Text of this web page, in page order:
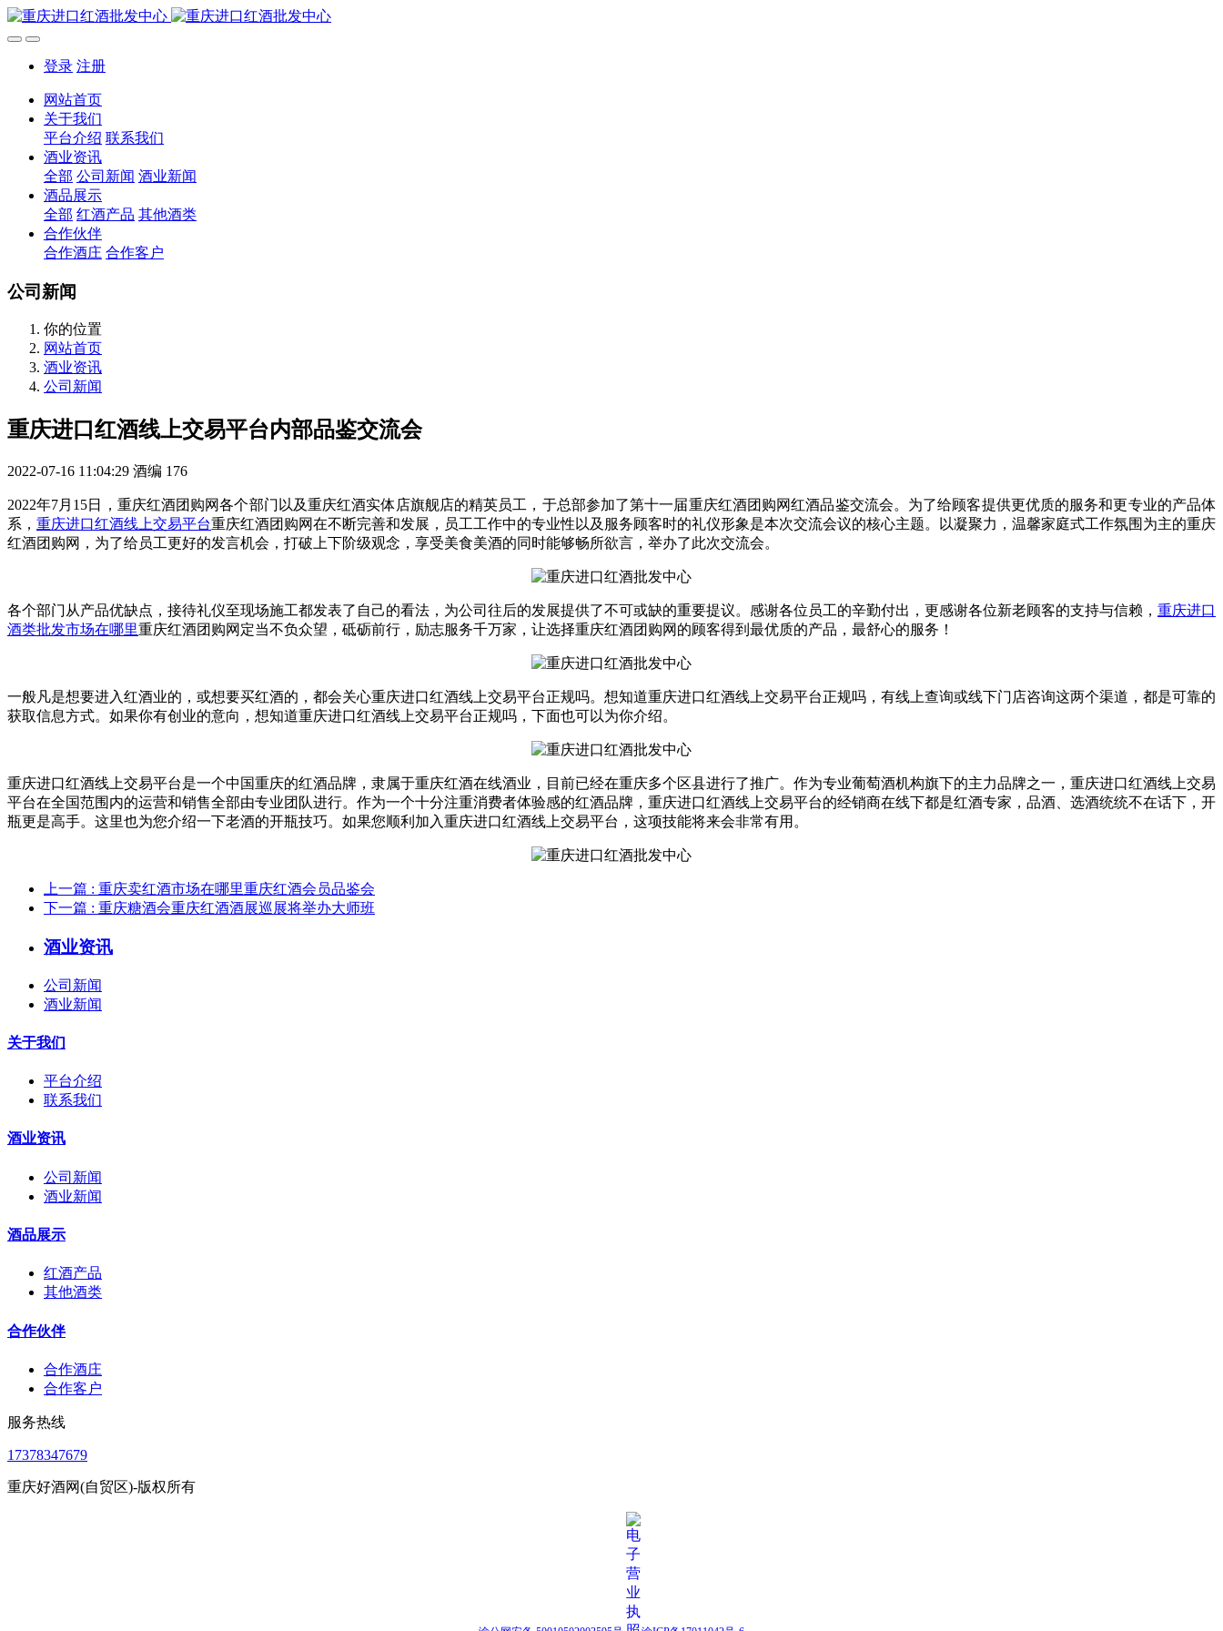
登录 注册
网站首页
关于我们
平台介绍 联系我们
酒业资讯
全部 公司新闻 酒业新闻
酒品展示
全部 红酒产品 其他酒类
合作伙伴
合作酒庄 合作客户
公司新闻
你的位置
网站首页
酒业资讯
公司新闻
重庆进口红酒线上交易平台内部品鉴交流会
2022-07-16 11:04:29 酒编 176
2022年7月15日，重庆红酒团购网各个部门以及重庆红酒实体店旗舰店的精英员工，于总部参加了第十一届重庆红酒团购网红酒品鉴交流会。为了给顾客提供更优质的服务和更专业的产品体
系， 重庆进口红酒线上交易平台重庆红酒团购网在不断完善和发展，员工工作中的专业性以及服务顾客时的礼仪形象是本次交流会议的核心主题。以凝聚力，温馨家庭式工作氛围为主的重庆
红酒团购网，为了给员工更好的发言机会，打破上下阶级观念，享受美食美酒的同时能够畅所欲言，举办了此次交流会。
各个部门从产品优缺点，接待礼仪至现场施工都发表了自己的看法，为公司往后的发展提供了不可或缺的重要提议。感谢各位员工的辛勤付出，更感谢各位新老顾客的支持与信赖， 重庆进口
酒类批发市场在哪里重庆红酒团购网定当不负众望，砥砺前行，励志服务千万家，让选择重庆红酒团购网的顾客得到最优质的产品，最舒心的服务！
一般凡是想要进入红酒业的，或想要买红酒的，都会关心重庆进口红酒线上交易平台正规吗。想知道重庆进口红酒线上交易平台正规吗，有线上查询或线下门店咨询这两个渠道，都是可靠的
获取信息方式。如果你有创业的意向，想知道重庆进口红酒线上交易平台正规吗，下面也可以为你介绍。
重庆进口红酒线上交易平台是一个中国重庆的红酒品牌，隶属于重庆红酒在线酒业，目前已经在重庆多个区县进行了推广。作为专业葡萄酒机构旗下的主力品牌之一，重庆进口红酒线上交易
平台在全国范围内的运营和销售全部由专业团队进行。作为一个十分注重消费者体验感的红酒品牌，重庆进口红酒线上交易平台的经销商在线下都是红酒专家，品酒、选酒统统不在话下，开
瓶更是高手。这里也为您介绍一下老酒的开瓶技巧。如果您顺利加入重庆进口红酒线上交易平台，这项技能将来会非常有用。
上一篇 : 重庆卖红酒市场在哪里重庆红酒会员品鉴会
下一篇 : 重庆糖酒会重庆红酒酒展巡展将举办大师班
酒业资讯
公司新闻
酒业新闻
关于我们
平台介绍
联系我们
酒业资讯
公司新闻
酒业新闻
酒品展示
红酒产品
其他酒类
合作伙伴
合作酒庄
合作客户
服务热线
17378347679
重庆好酒网(自贸区)-版权所有